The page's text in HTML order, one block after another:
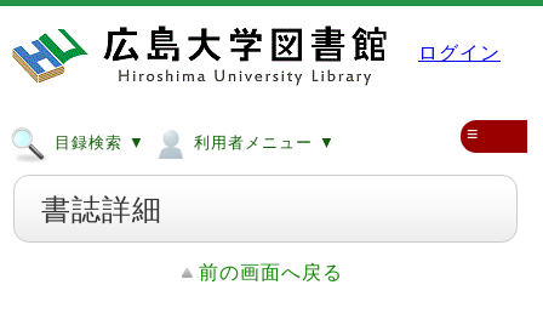
ログイン
目録検索 ▼ 利用者メニュー ▼ ≡
書誌詳細
前の画面へ戻る